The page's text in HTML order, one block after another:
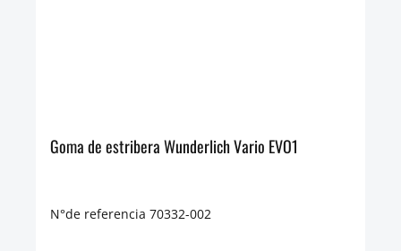
Goma de estribera Wunderlich Vario EVO1
N°de referencia 70332-002